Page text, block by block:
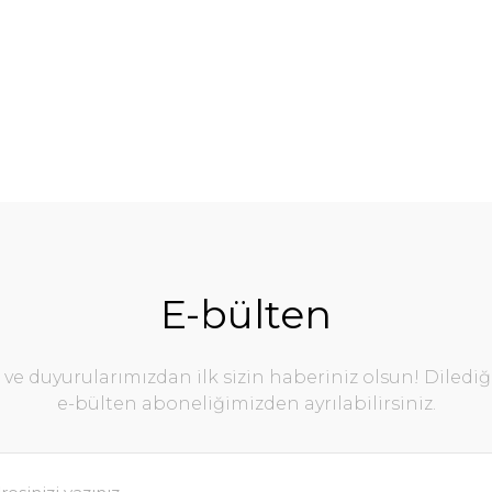
E-bülten
ve duyurularımızdan ilk sizin haberiniz olsun!
e-bülten aboneliğimizden ayrılabilirsiniz.